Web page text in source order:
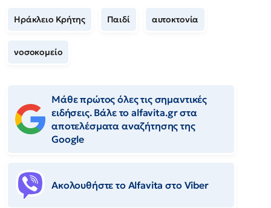
Ηράκλειο Κρήτης Παιδί αυτοκτονία
νοσοκομείο
Μάθε πρώτος όλες τις σημαντικές
ειδήσεις. Βάλε το alfavita.gr στα
αποτελέσματα αναζήτησης της
Google
Ακολουθήστε το Αlfavita στο Viber